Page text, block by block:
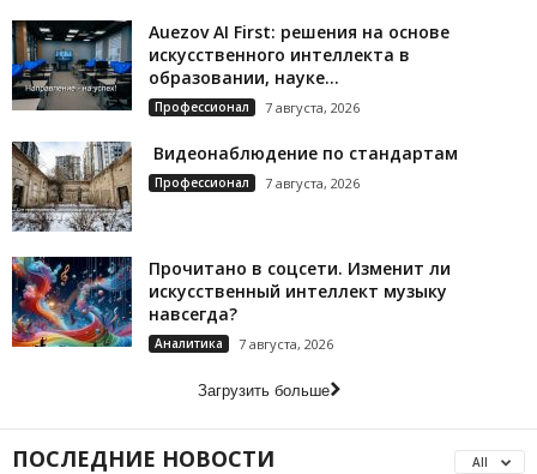
Auezov AI First: решения на основе
искусственного интеллекта в
образовании, науке...
Профессионал 7 августа, 2026
Видеонаблюдение по стандартам
Профессионал 7 августа, 2026
Прочитано в соцсети. Изменит ли
искусственный интеллект музыку
навсегда?
Аналитика 7 августа, 2026
Загрузить больше
ПОСЛЕДНИЕ НОВОСТИ All